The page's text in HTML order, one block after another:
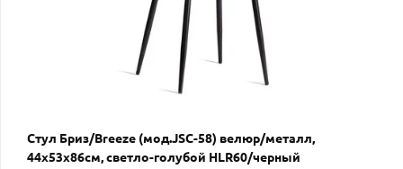
Стул Бриз/Breeze (мод.JSC-58) велюр/металл,
44х53х86см, светло-голубой HLR60/черный